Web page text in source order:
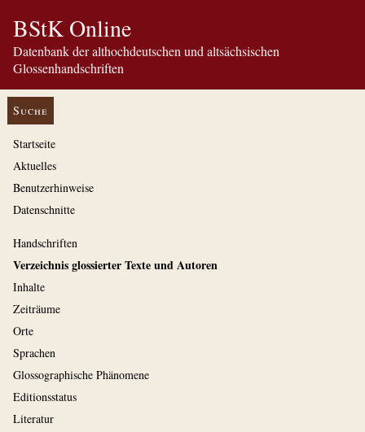
BStK Online
Datenbank der althochdeutschen und altsächsischen
Glossenhandschriften
Suche
Startseite
Aktuelles
Benutzerhinweise
Datenschnitte
Handschriften
Verzeichnis glossierter Texte und Autoren
Inhalte
Zeiträume
Orte
Sprachen
Glossographische Phänomene
Editionsstatus
Literatur